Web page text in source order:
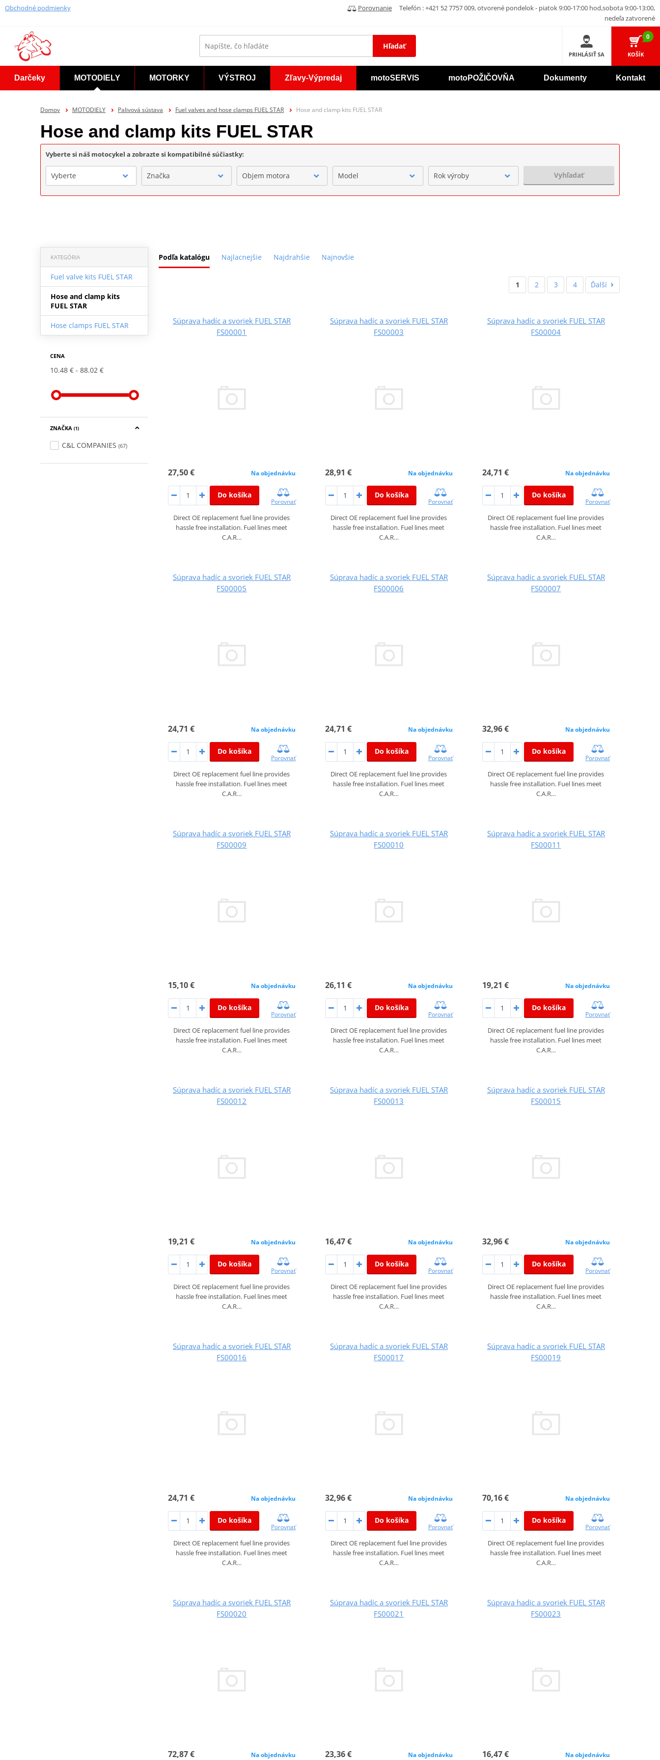
Obchodné podmienky Porovnanie
Telefón : +421 52 7757 009, otvorené pondelok - piatok 9:00-17:00 hod,sobota 9:00-13:00,
nedeľa zatvorené
Hľadať
PRIHLÁSIŤ SA
0
KOŠÍK
Darčeky MOTODIELY MOTORKY VÝSTROJ Zľavy-Výpredaj motoSERVIS motoPOŽIČOVŇA Dokumenty Kontakt
Domov MOTODIELY Palivová sústava Fuel valves and hose clamps FUEL STAR Hose and clamp kits FUEL STAR
Hose and clamp kits FUEL STAR
Vyberte si náš motocykel a zobrazte si kompatibilné súčiastky:
Vyberte Značka Objem motora Model Rok výroby Vyhľadať
Podľa katalógu Najlacnejšie Najdrahšie Najnovšie
KATEGÓRIA
Fuel valve kits FUEL STAR
Hose and clamp kits
FUEL STAR
Hose clamps FUEL STAR
CENA
10.48 € 88.02 €
ZNAČKA (1)
C&L COMPANIES (67)
1 2 3 4 Ďalší
Súprava hadíc a svoriek FUEL STAR
FS00001
27,50 € Na objednávku
Do košíka
Porovnať
Direct OE replacement fuel line provides
hassle free installation. Fuel lines meet
C.A.R…
Súprava hadíc a svoriek FUEL STAR
FS00003
28,91 € Na objednávku
Do košíka
Porovnať
Direct OE replacement fuel line provides
hassle free installation. Fuel lines meet
C.A.R…
Súprava hadíc a svoriek FUEL STAR
FS00004
24,71 € Na objednávku
Do košíka
Porovnať
Direct OE replacement fuel line provides
hassle free installation. Fuel lines meet
C.A.R…
Súprava hadíc a svoriek FUEL STAR
FS00005
24,71 € Na objednávku
Do košíka
Porovnať
Direct OE replacement fuel line provides
hassle free installation. Fuel lines meet
C.A.R…
Súprava hadíc a svoriek FUEL STAR
FS00006
24,71 € Na objednávku
Do košíka
Porovnať
Direct OE replacement fuel line provides
hassle free installation. Fuel lines meet
C.A.R…
Súprava hadíc a svoriek FUEL STAR
FS00007
32,96 € Na objednávku
Do košíka
Porovnať
Direct OE replacement fuel line provides
hassle free installation. Fuel lines meet
C.A.R…
Súprava hadíc a svoriek FUEL STAR
FS00009
15,10 € Na objednávku
Do košíka
Porovnať
Direct OE replacement fuel line provides
hassle free installation. Fuel lines meet
C.A.R…
Súprava hadíc a svoriek FUEL STAR
FS00010
26,11 € Na objednávku
Do košíka
Porovnať
Direct OE replacement fuel line provides
hassle free installation. Fuel lines meet
C.A.R…
Súprava hadíc a svoriek FUEL STAR
FS00011
19,21 € Na objednávku
Do košíka
Porovnať
Direct OE replacement fuel line provides
hassle free installation. Fuel lines meet
C.A.R…
Súprava hadíc a svoriek FUEL STAR
FS00012
19,21 € Na objednávku
Do košíka
Porovnať
Direct OE replacement fuel line provides
hassle free installation. Fuel lines meet
C.A.R…
Súprava hadíc a svoriek FUEL STAR
FS00013
16,47 € Na objednávku
Do košíka
Porovnať
Direct OE replacement fuel line provides
hassle free installation. Fuel lines meet
C.A.R…
Súprava hadíc a svoriek FUEL STAR
FS00015
32,96 € Na objednávku
Do košíka
Porovnať
Direct OE replacement fuel line provides
hassle free installation. Fuel lines meet
C.A.R…
Súprava hadíc a svoriek FUEL STAR
FS00016
24,71 € Na objednávku
Do košíka
Porovnať
Direct OE replacement fuel line provides
hassle free installation. Fuel lines meet
C.A.R…
Súprava hadíc a svoriek FUEL STAR
FS00017
32,96 € Na objednávku
Do košíka
Porovnať
Direct OE replacement fuel line provides
hassle free installation. Fuel lines meet
C.A.R…
Súprava hadíc a svoriek FUEL STAR
FS00019
70,16 € Na objednávku
Do košíka
Porovnať
Direct OE replacement fuel line provides
hassle free installation. Fuel lines meet
C.A.R…
Súprava hadíc a svoriek FUEL STAR
FS00020
72,87 € Na objednávku
Súprava hadíc a svoriek FUEL STAR
FS00021
23,36 € Na objednávku
Súprava hadíc a svoriek FUEL STAR
FS00023
16,47 € Na objednávku